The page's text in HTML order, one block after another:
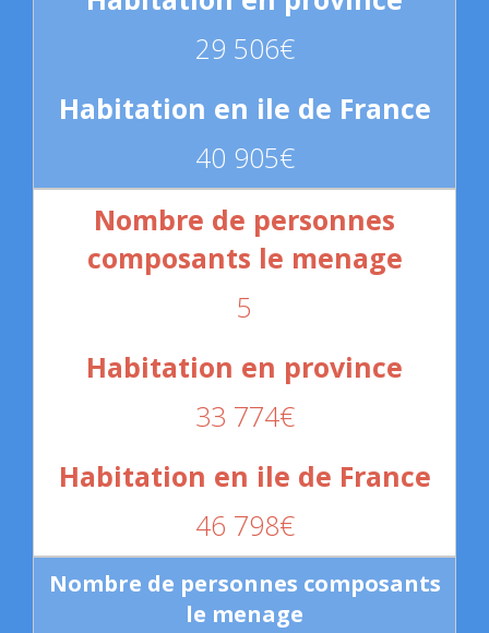
29 506€
40 905€
5
33 774€
46 798€